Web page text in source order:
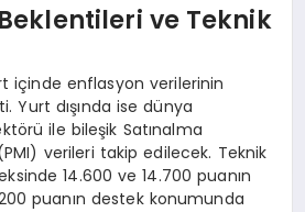
ve Teknik
içinde enflasyon verilerinin
Yurt dışında ise dünya
ile bileşik Satınalma
verileri takip edilecek. Teknik
14.600 ve 14.700 puanın
puanın destek konumunda